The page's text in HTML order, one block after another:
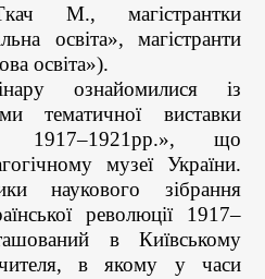
М., магістрантки
освіта», магістранти
освіта»).
ознайомилися із
тематичної виставки
1917–1921рр.», що
музеї України.
наукового зібрання
революції 1917–
в Київському
в якому у часи